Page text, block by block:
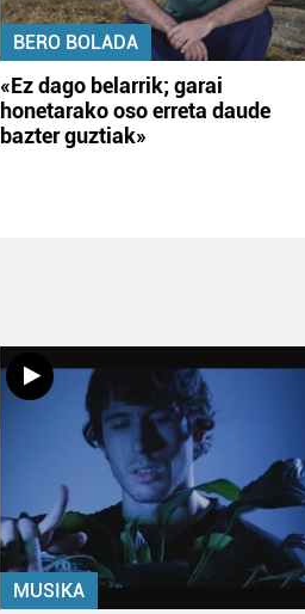
BERO BOLADA
«Ez dago belarrik; garai
honetarako oso erreta daude
bazter guztiak»
MUSIKA